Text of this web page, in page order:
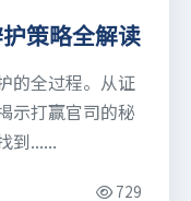
策略全解读
的全过程。从证
示打赢官司的秘
到......
729